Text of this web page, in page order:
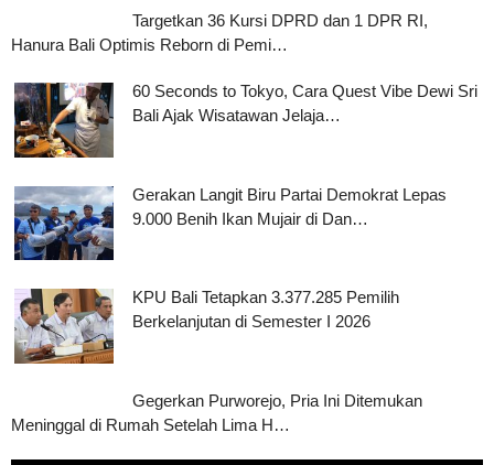
Targetkan 36 Kursi DPRD dan 1 DPR RI,
Hanura Bali Optimis Reborn di Pemi…
60 Seconds to Tokyo, Cara Quest Vibe Dewi Sri
Bali Ajak Wisatawan Jelaja…
Gerakan Langit Biru Partai Demokrat Lepas
9.000 Benih Ikan Mujair di Dan…
KPU Bali Tetapkan 3.377.285 Pemilih
Berkelanjutan di Semester I 2026
Gegerkan Purworejo, Pria Ini Ditemukan
Meninggal di Rumah Setelah Lima H…